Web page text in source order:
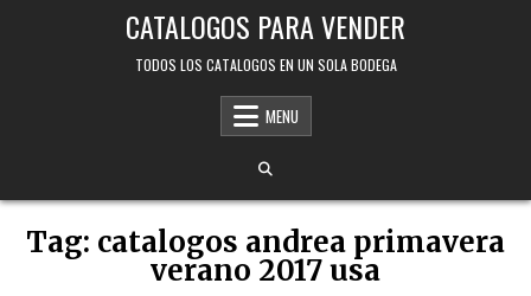
CATALOGOS PARA VENDER
TODOS LOS CATALOGOS EN UN SOLA BODEGA
MENU
Tag: catalogos andrea primavera
verano 2017 usa